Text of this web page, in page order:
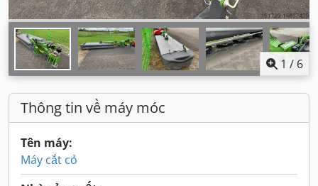
1 / 6
Thông tin về máy móc
Tên máy:
Máy cắt cỏ